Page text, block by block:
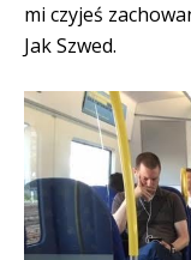
mi czyjeś
Jak Szwed.